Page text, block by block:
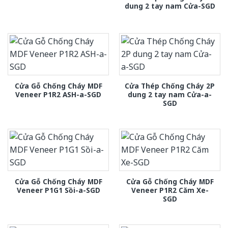
dung 2 tay nam Cửa-SGD
Cửa Gỗ Chống Cháy MDF
Veneer P1R2 ASH-a-SGD
Cửa Thép Chống Cháy 2P
dung 2 tay nam Cửa-a-
SGD
Cửa Gỗ Chống Cháy MDF
Veneer P1G1 Sồi-a-SGD
Cửa Gỗ Chống Cháy MDF
Veneer P1R2 Căm Xe-
SGD